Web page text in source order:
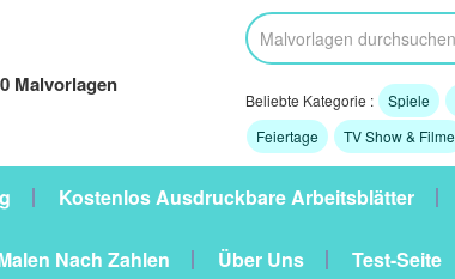
Malvorlagen
Beliebte Kategorie : Spiele
Feiertage
TV Show & Filme
Kostenlos Ausdruckbare Arbeitsblätter
Nach Zahlen Über Uns Test-Seite